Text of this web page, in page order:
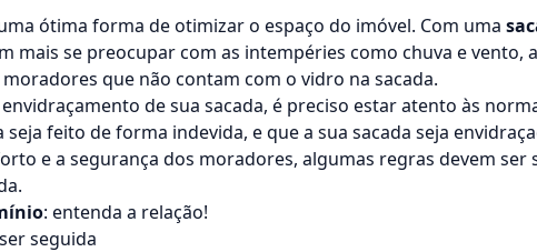
ótima forma de otimizar o espaço do imóvel. Com uma
mais se preocupar com as intempéries como chuva e vento,
que não contam com o vidro na sacada.
de sua sacada, é preciso estar atento às
feito de forma indevida, e que a sua sacada seja
e a segurança dos moradores, algumas regras devem ser
: entenda a relação!
seguida